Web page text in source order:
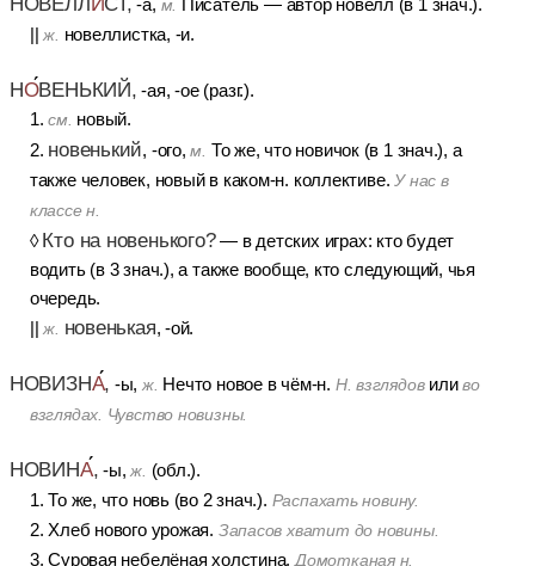
-а, м. Писатель — автор новелл (в 1 знач.).
||ж. новеллистка, -и.
НОВЕНЬКИЙ, -ая, -ое (разг.).
1.см. новый.
2. новенький, -ого,м. То же, что новичок (в 1 знач.), а
также человек, новый в каком-н. коллективе.У нас в
классе н.
◊Кто на новенького?— в детских играх: кто будет
водить (в 3 знач.), а также вообще, кто следующий, чья
очередь.
||ж. новенькая, -ой.
НОВИЗНА, -ы,ж. Нечто новое в чём-н. Н. взглядовиливо
взглядах. Чувство новизны.
НОВИНА, -ы,ж. (обл.).
1. То же, что новь (во 2 знач.). Распахать новину.
2. Хлеб нового урожая. Запасов хватит до новины.
3. Суровая небелёная холстина.Домотканая н.